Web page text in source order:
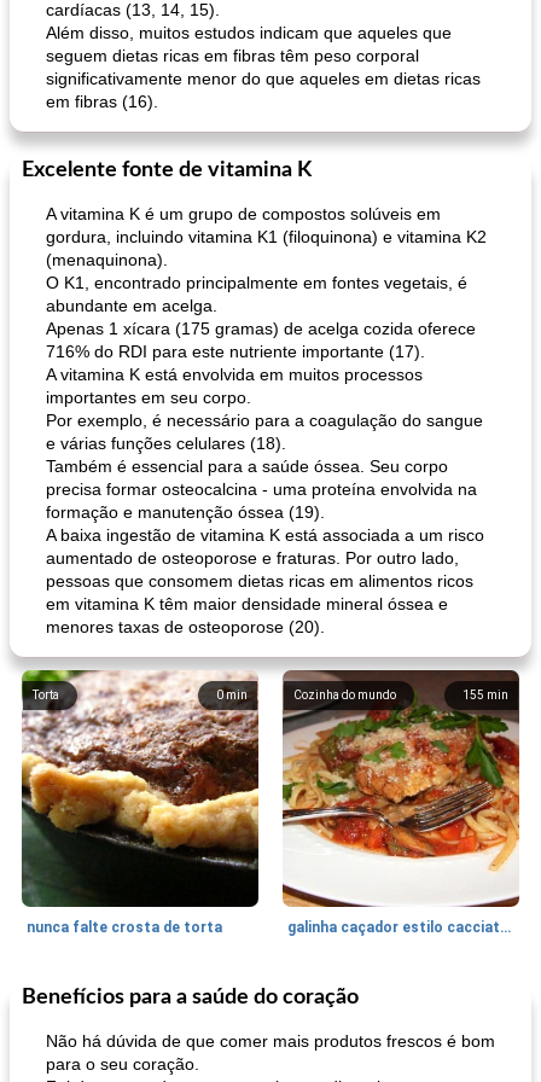
cardíacas (13, 14, 15).
Além disso, muitos estudos indicam que aqueles que
seguem dietas ricas em fibras têm peso corporal
significativamente menor do que aqueles em dietas ricas
em fibras (16).
Excelente fonte de vitamina K
A vitamina K é um grupo de compostos solúveis em
gordura, incluindo vitamina K1 (filoquinona) e vitamina K2
(menaquinona).
O K1, encontrado principalmente em fontes vegetais, é
abundante em acelga.
Apenas 1 xícara (175 gramas) de acelga cozida oferece
716% do RDI para este nutriente importante (17).
A vitamina K está envolvida em muitos processos
importantes em seu corpo.
Por exemplo, é necessário para a coagulação do sangue
e várias funções celulares (18).
Também é essencial para a saúde óssea. Seu corpo
precisa formar osteocalcina - uma proteína envolvida na
formação e manutenção óssea (19).
A baixa ingestão de vitamina K está associada a um risco
aumentado de osteoporose e fraturas. Por outro lado,
pessoas que consomem dietas ricas em alimentos ricos
em vitamina K têm maior densidade mineral óssea e
menores taxas de osteoporose (20).
0min
Torta
nunca falte crosta de torta
155 min
Cozinha do mundo
galinha caçador estilo cacciatore
1470min
Feriados e Eventos Punch Beverage
Benefícios para a saúde do coração
Não há dúvida de que comer mais produtos frescos é bom
para o seu coração.